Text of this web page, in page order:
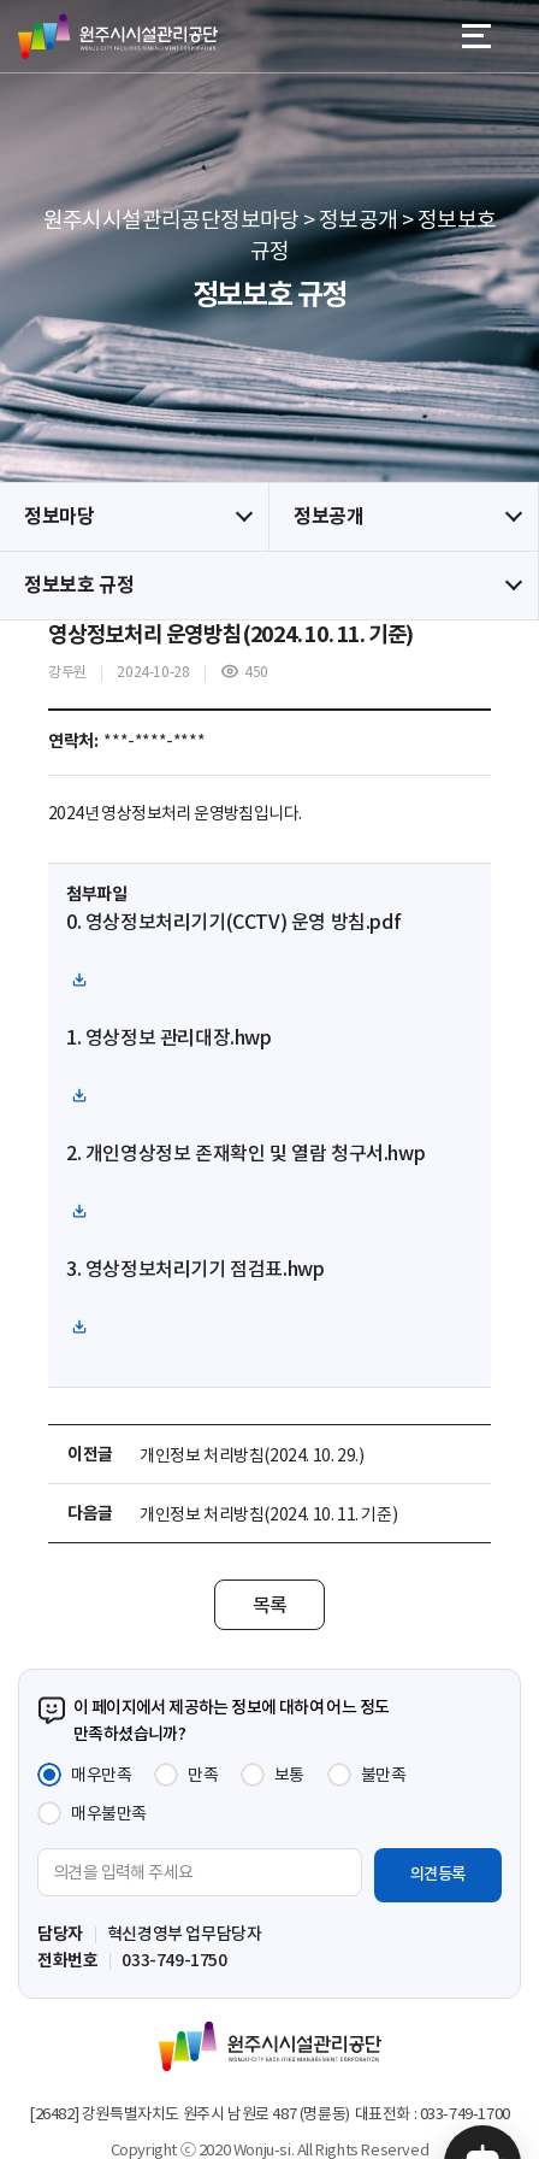
네
본문 바로가기
메뉴 바로가기
원
주
시
리
공
단
원주시시설관리공단정보마당 > 정보공개 > 정보보호
규정
정보보호 규정
정보마당 정보공개
정보보호 규정
영상정보처리 운영방침(2024. 10. 11. 기준)
강두원 2024-10-28
조
450
연락처: ***-****-****
2024년 영상정보처리 운영방침입니다.
첨부파일
0. 영상정보처리기기(CCTV) 운영 방침.pdf
파
다
로
1. 영상정보 관리대장.hwp
파
다
로
2. 개인영상정보 존재확인 및 열람 청구서.hwp
파
다
로
3. 영상정보처리기기 점검표.hwp
파
다
로
이전글 개인정보 처리방침(2024. 10. 29.)
다음글 개인정보 처리방침(2024. 10. 11. 기준)
목록
이 페이지에서 제공하는 정보에 대하여 어느 정도
만족하셨습니까?
매우만족
만족 보통
불만족
매우불만족
견
입
력
담당자
혁신경영부 업무담당자
전화번호
033-749-1750
원
주
시
설
[26482] 강원특별자치도 원주시 남원로 487 (명륜동) 대표전화 : 033-749-1700
Copyright ⓒ 2020 Wonju-si. All Rights Reserved